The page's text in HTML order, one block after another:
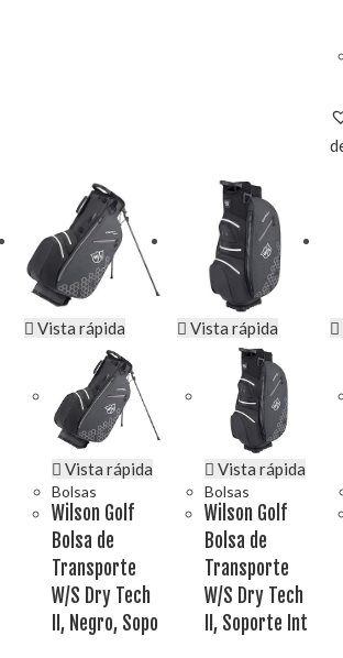
Vista rápida
Vista rápida
Bolsas
Wilson Golf
Bolsa de
Transporte
W/S Dry Tech
II, Negro, Sopo
Vista rápida
Vista rápida
Bolsas
Wilson Golf
Bolsa de
Transporte
W/S Dry Tech
II, Soporte Int